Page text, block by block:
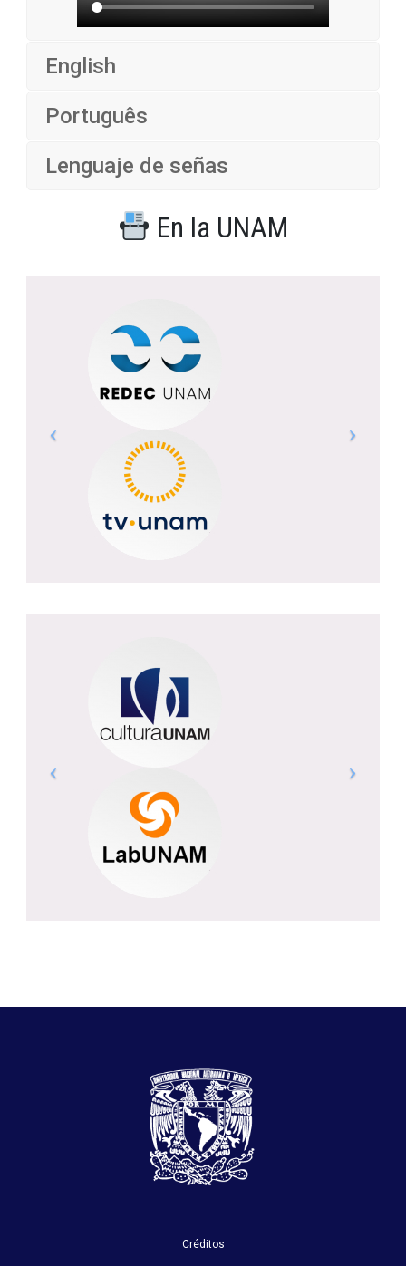
English
Português
Lenguaje de señas
En la UNAM
Créditos